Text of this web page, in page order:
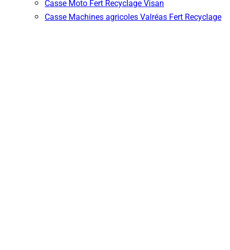
Casse Moto Fert Recyclage Visan
Casse Machines agricoles Valréas Fert Recyclage